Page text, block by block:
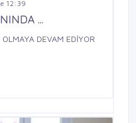
12:39
...
DEVAM EDİYOR